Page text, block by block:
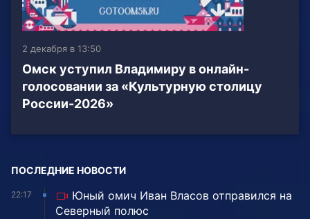
2 декабря в 13:50
Омск уступил Владимиру в онлайн-
голосовании за «Культурную столицу
России-2026»
ПОСЛЕДНИЕ НОВОСТИ
22:17
Юный омич Иван Власов отправился на
Северный полюс